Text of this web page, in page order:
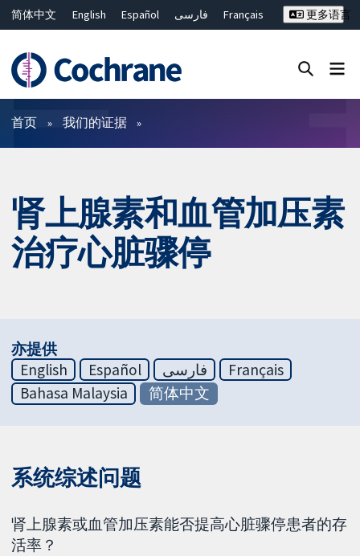
简体中文 English Español فارسی
Français
ไทย
繁體中文
更多语言
过滤
首页 我们的证据
肾上腺素和血管加压素
治疗心脏骤停
亦提供
English
Español فارسی
Français
Bahasa Malaysia
简体中文
系统综述问题
肾上腺素或血管加压素能否提高心脏骤停患者的存
活率？